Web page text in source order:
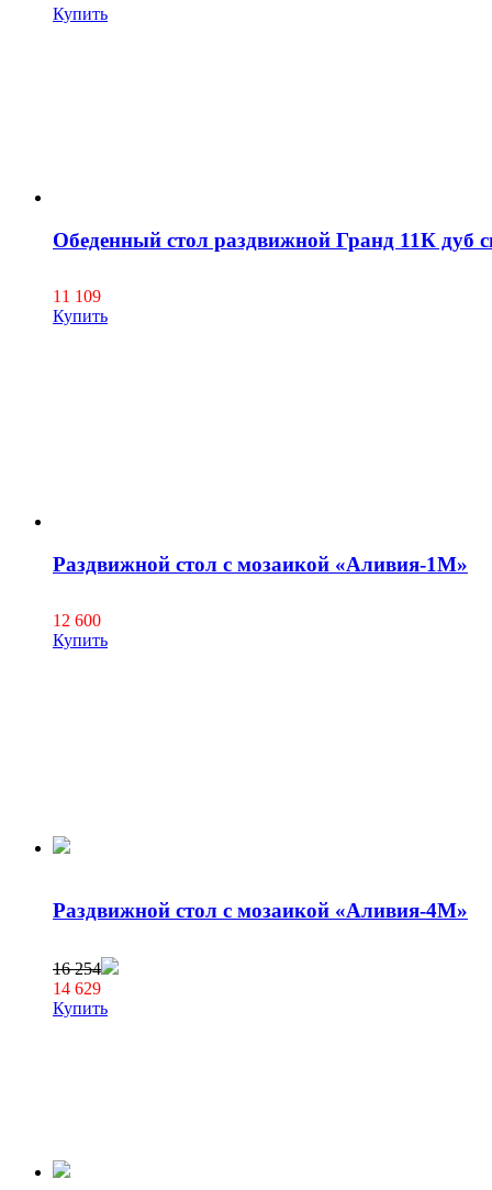
Купить
Обеденный стол раздвижной Гранд 11К дуб
11 109
Купить
Раздвижной стол с мозаикой «Аливия-1М»
12 600
Купить
Раздвижной стол с мозаикой «Аливия-4М»
16 254
14 629
Купить